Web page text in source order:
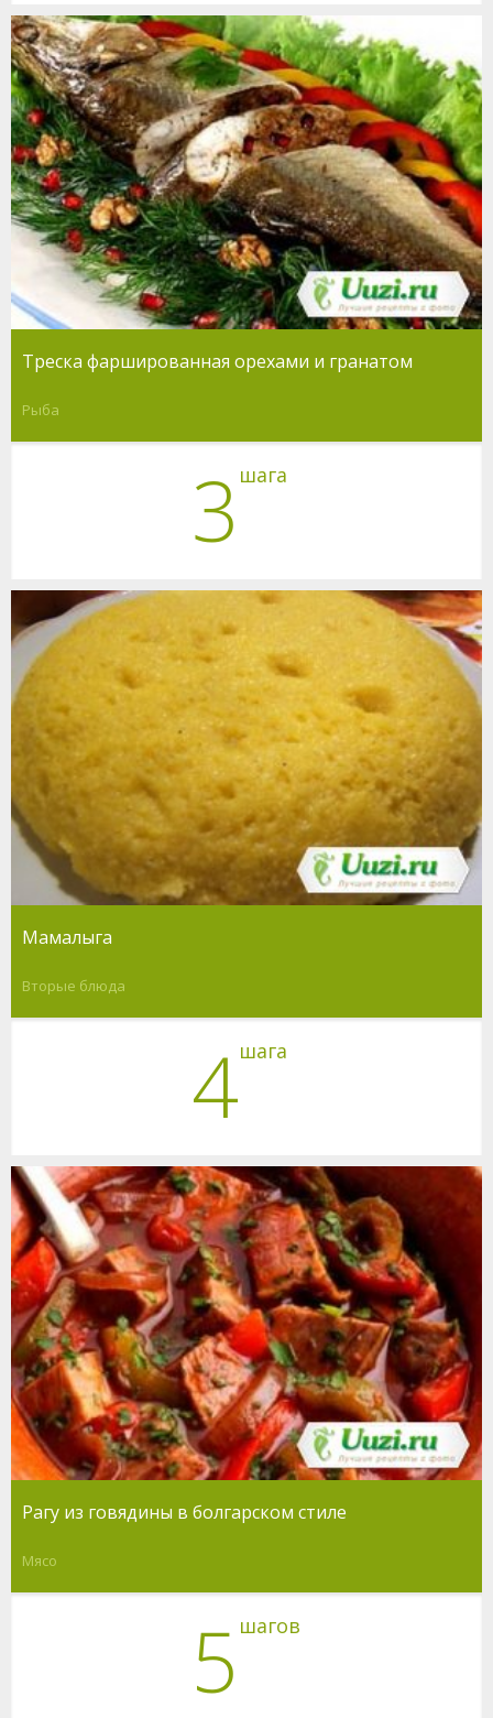
Треска фаршированная орехами и гранатом
Рыба
3 шага
Мамалыга
Вторые блюда
4шага
Рагу из говядины в болгарском стиле
Мясо
5 шагов